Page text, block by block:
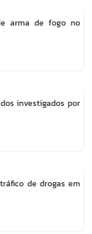
arma de fogo no
investigados por
de drogas em